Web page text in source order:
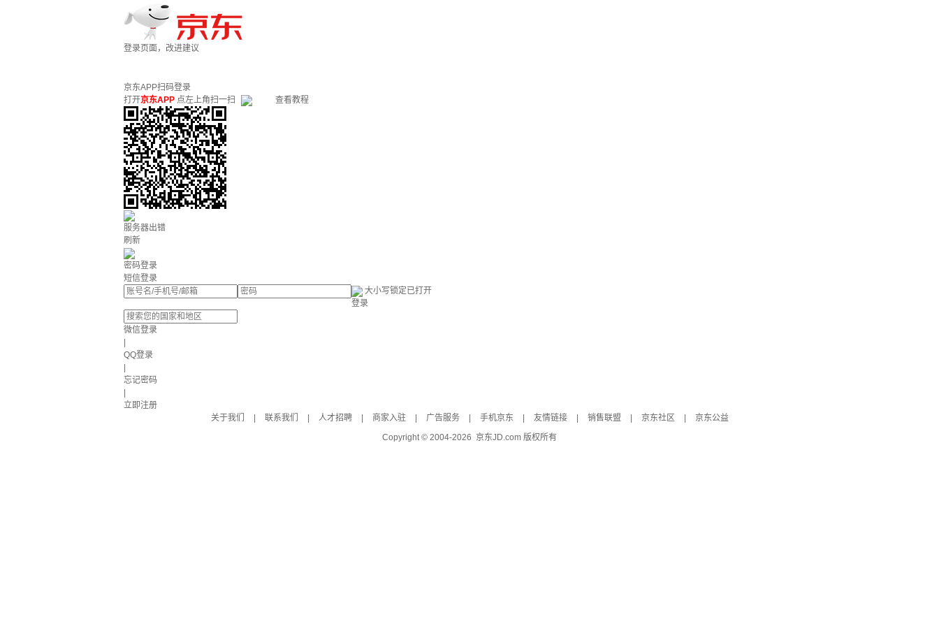
登录页面，改进建议
京东APP扫码登录
打开京东APP 点左上角扫一扫 查看教程
服务器出错
刷新
密码登录
短信登录
大小写锁定已打开
登录
微信登录
QQ登录
忘记密码
立即注册
关于我们
联系我们 人才招聘 商家入驻 广告服务 手机京东 友情链接 销售联盟 京东社区
京东公益
Copyright © 2004-2026 京东JD.com 版权所有